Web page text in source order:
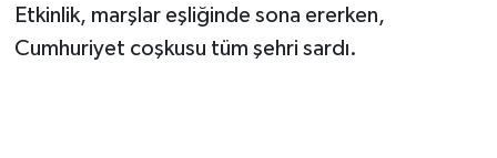
Etkinlik, marşlar eşliğinde sona ererken,
Cumhuriyet coşkusu tüm şehri sardı.